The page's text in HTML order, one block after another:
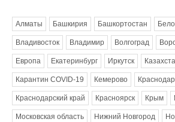
Алматы Башкирия Башкортостан
Владивосток Владимир Волгоград
Европа Екатеринбург Иркутск
Карантин COVID-19 Кемерово Краснодар
Краснодарский край Красноярск Крым
Московская область Нижний Новгород